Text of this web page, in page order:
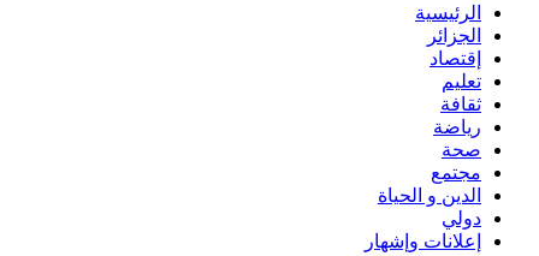
الرئيسية
الجزائر
إقتصاد
تعليم
ثقافة
رياضة
صحة
مجتمع
الدين و الحياة
دولي
إعلانات وإشهار